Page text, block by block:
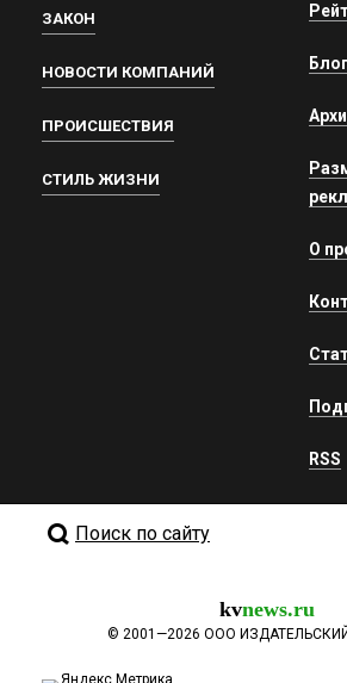
ЗАКОН
НОВОСТИ КОМПАНИЙ
ПРОИСШЕСТВИЯ
СТИЛЬ ЖИЗНИ
О
RSS
Поиск по сайту
kvnews.ru
© 2001—2026 ООО